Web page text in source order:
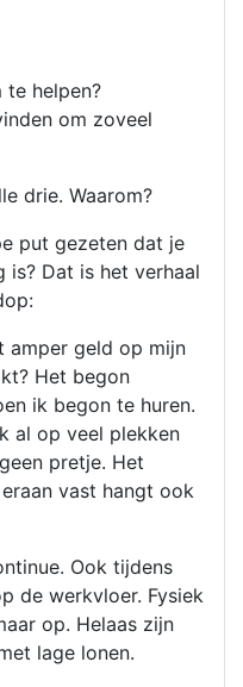
te helpen?
om zoveel
drie. Waarom?
put gezeten dat je
Dat is het verhaal
amper geld op mijn
Het begon
ik begon te huren.
al op veel plekken
pretje. Het
vast hangt ook
Ook tijdens
de werkvloer. Fysiek
op. Helaas zijn
lage lonen.